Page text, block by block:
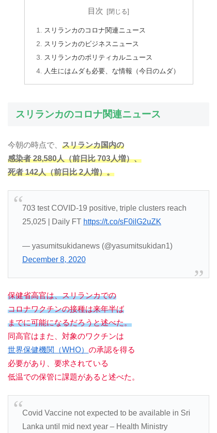
目次
スリランカのコロナ関連ニュース
スリランカのビジネスニュース
スリランカのポリティカルニュース
人生にはムダも必要、な情報（今日のムダ）
スリランカのコロナ関連ニュース
今朝の時点で、 スリランカ国内の
感染者28,580人（前日比 703人増）、
死者 142人（前日比 2人増）。
703 test COVID-19 positive, triple clusters reach
25,025 | Daily FT https://t.co/sF0ilG2uZK
— yasumitsukidanews (@yasumitsukidan1)
December 8, 2020
保健省高官は、スリランカでの
コロナワクチンの接種は来年半ば
までに可能になるだろうと述べた。
同高官はまた、対象のワクチンは
世界保健機関（WHO） の承認を得る
必要があり、要求されている
低温での保管に課題があると述べた。
Covid Vaccine not expected to be available in Sri
Lanka until mid next year – Health Ministry